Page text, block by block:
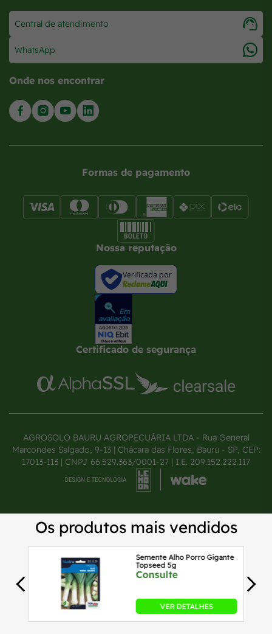
Central de atendimento
WhatsApp
Onde nos encontrar
Formas de pagamento
Nossa reputação
Verificada por
Certificado de segurança
AGROSOLO BAURU AGROPECUÁRIA LTDA - Rua General
Marcondes Salgado, 9-13 | Chácara das Flores, Bauru - SP, CEP:
17013-113 | CNPJ 66.529.363/0001-27 | I.E. 209.152.222.117